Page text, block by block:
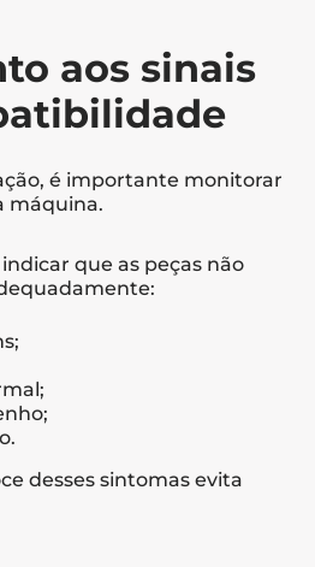
aos sinais
é importante monitorar
máquina.
que as peças não
desses sintomas evita